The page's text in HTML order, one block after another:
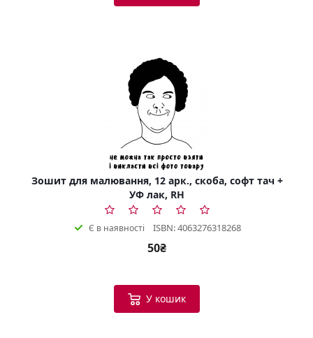
Зошит для малювання, 12 арк., скоба, софт тач +
УФ лак, RH
Є в наявності ISBN: 4063276318268
50₴
У кошик